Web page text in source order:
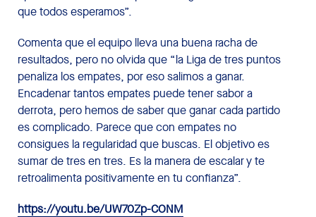
que todos esperamos”.
Comenta que el equipo lleva una buena racha de
resultados, pero no olvida que “la Liga de tres puntos
penaliza los empates, por eso salimos a ganar.
Encadenar tantos empates puede tener sabor a
derrota, pero hemos de saber que ganar cada partido
es complicado. Parece que con empates no
consigues la regularidad que buscas. El objetivo es
sumar de tres en tres. Es la manera de escalar y te
retroalimenta positivamente en tu confianza”.
https://youtu.be/UW70Zp-CONM